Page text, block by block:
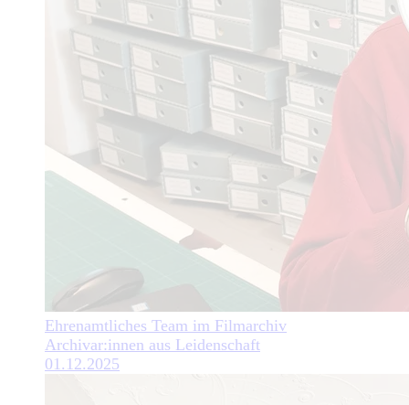
Ehrenamtliches Team im Filmarchiv
Archivar:innen aus Leidenschaft
01.12.2025